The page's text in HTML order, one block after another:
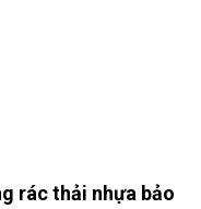
rác thải nhựa bảo